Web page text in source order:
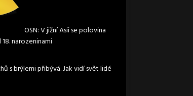
OSN: V jižní Asii se polovina
narozeninami
s brýlemi přibývá. Jak vidí svět lidé